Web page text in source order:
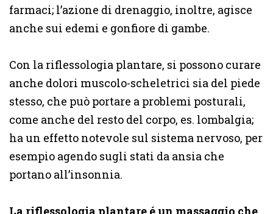
farmaci; l’azione di drenaggio, inoltre, agisce
anche sui edemi e gonfiore di gambe.
Con la riflessologia plantare, si possono curare
anche dolori muscolo-scheletrici sia del piede
stesso, che può portare a problemi posturali,
come anche del resto del corpo, es. lombalgia;
ha un effetto notevole sul sistema nervoso, per
esempio agendo sugli stati da ansia che
portano all’insonnia.